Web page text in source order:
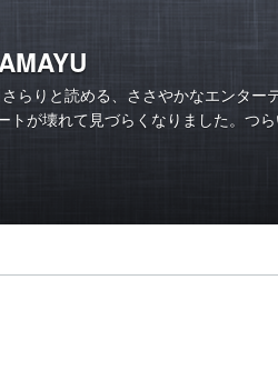
らりと読める、ささやかなエンター
が壊れて見づらくなりました。つら